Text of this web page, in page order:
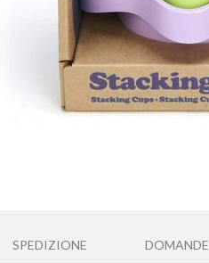
SPEDIZIONE DOMANDE